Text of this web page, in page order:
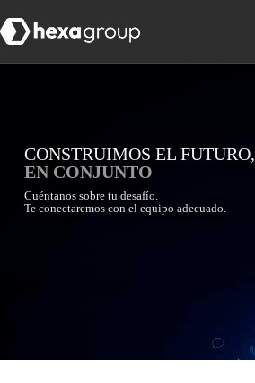
CONSTRUIMOS EL FUTURO,
EN CONJUNTO
Cuéntanos sobre tu desafío.
Te conectaremos con el equipo adecuado.